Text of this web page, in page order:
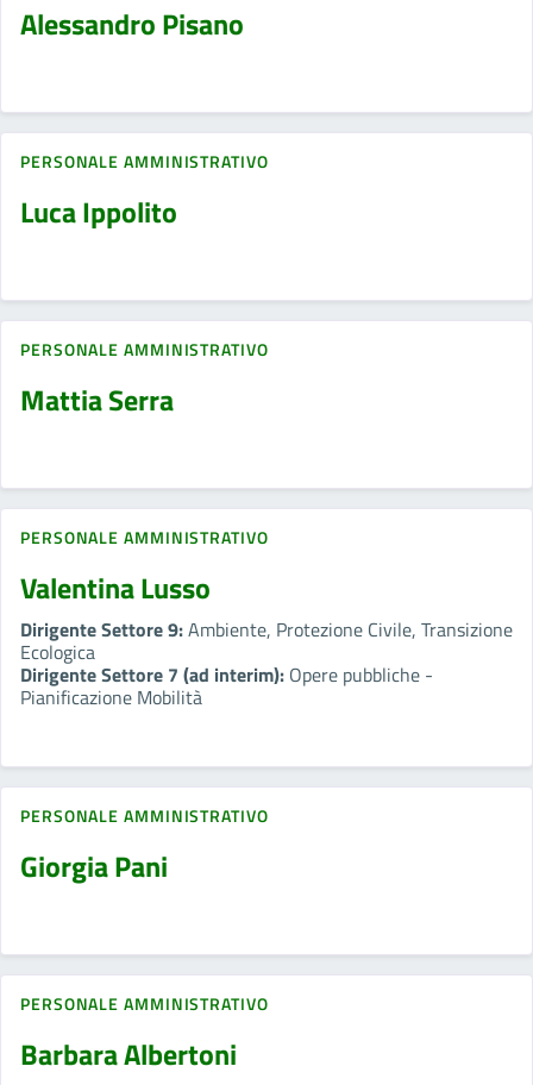
Alessandro Pisano
PERSONALE AMMINISTRATIVO
Luca Ippolito
PERSONALE AMMINISTRATIVO
Mattia Serra
PERSONALE AMMINISTRATIVO
Valentina Lusso
Dirigente Settore 9:Ambiente, Protezione Civile, Transizione
Ecologica
Dirigente Settore 7 (ad interim): Opere pubbliche -
Pianificazione Mobilità
PERSONALE AMMINISTRATIVO
Giorgia Pani
PERSONALE AMMINISTRATIVO
Barbara Albertoni